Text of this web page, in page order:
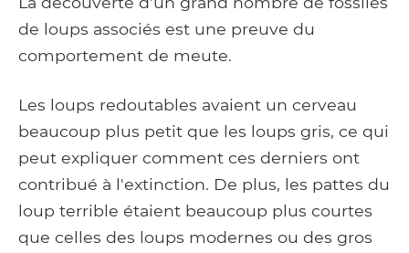
de loups associés est une preuve du
comportement de meute.
Les loups redoutables avaient un cerveau
beaucoup plus petit que les loups gris, ce qui
peut expliquer comment ces derniers ont
contribué à l'extinction. De plus, les pattes du
loup terrible étaient beaucoup plus courtes
que celles des loups modernes ou des gros